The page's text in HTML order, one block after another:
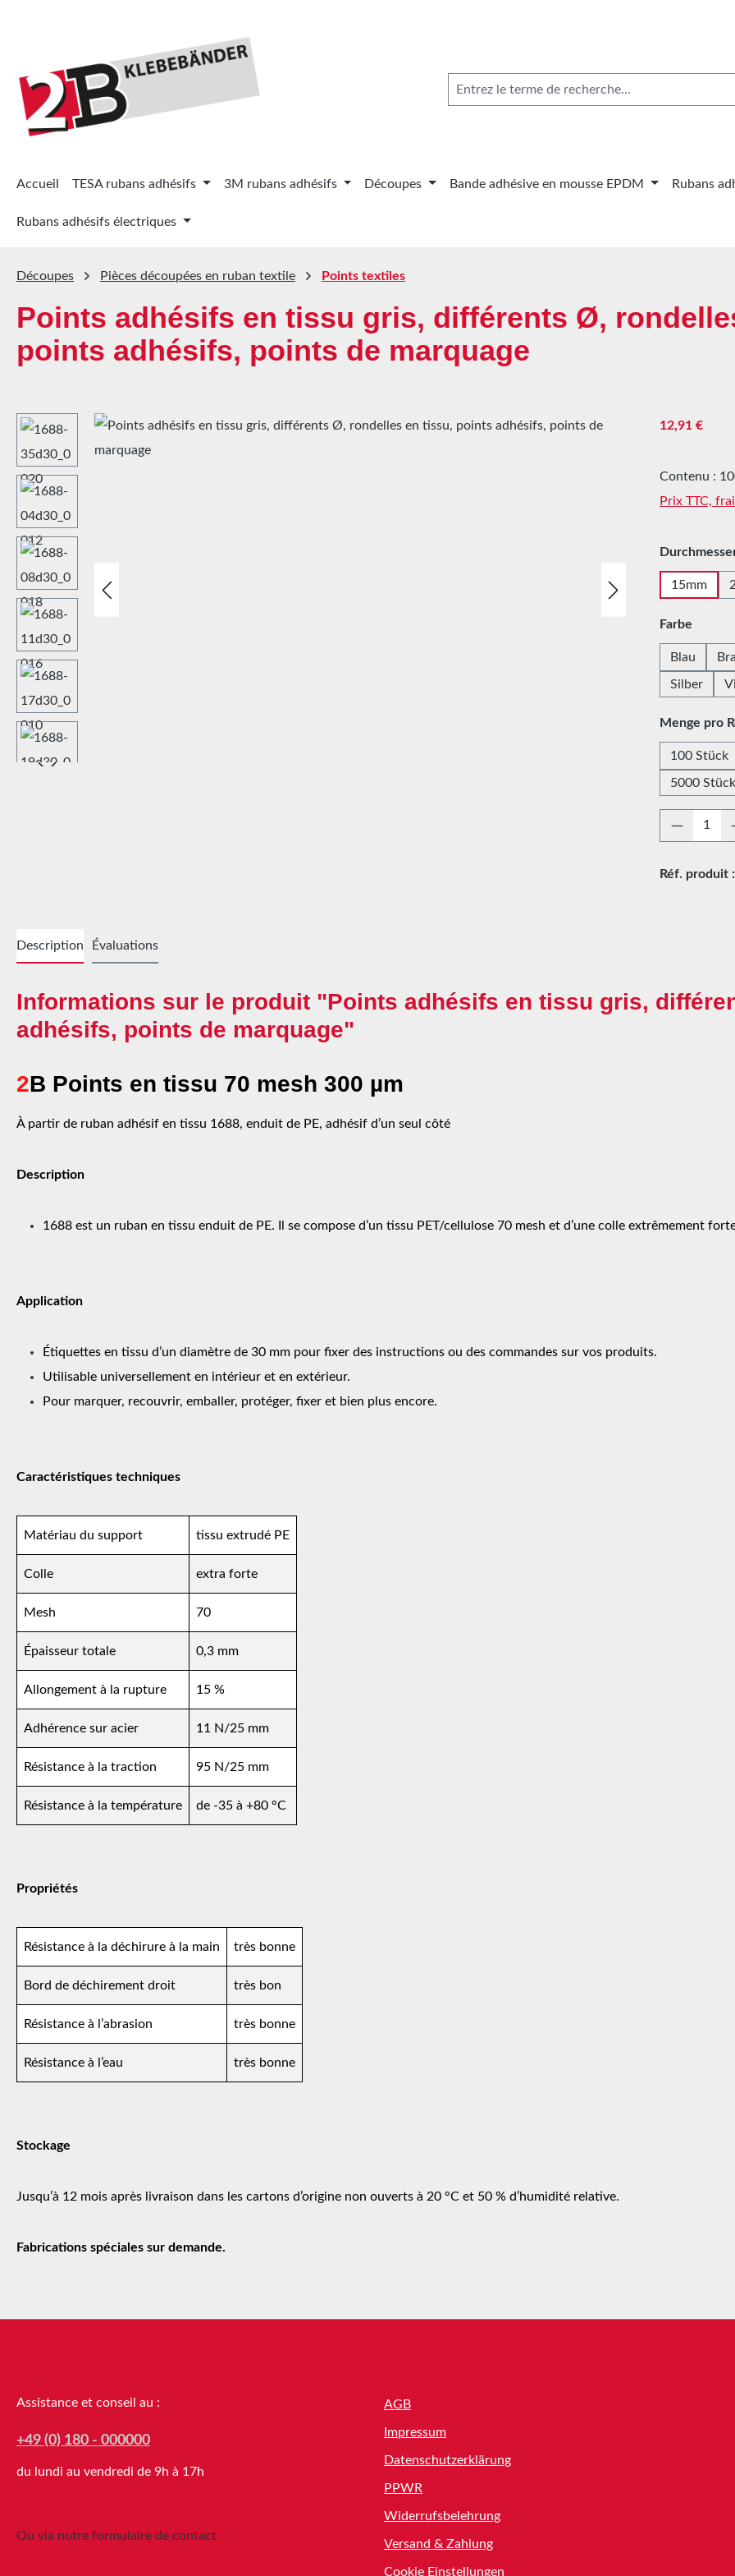
Accueil TESA rubans adhésifs 3M rubans adhésifs Découpes Bande adhésive en mousse EPDM Rubans
Rubans adhésifs électriques
Découpes Pièces découpées en ruban textile Points textiles
Points adhésifs en tissu gris, différents Ø,
points adhésifs, points de marquage
Ignorer la galerie d'images Prix régulier :
12,91 €
Contenu :
Prix TTC,
15mm
Farbe
Blau
Silber
Menge pro
100 Stück
5000 Stück
Réf. produit
Description Évaluations
Informations sur le produit "Points adhésifs en tissu gris,
adhésifs, points de marquage"
2B Points en tissu 70 mesh 300 µm
À partir de ruban adhésif en tissu 1688, enduit de PE, adhésif d’un seul côté
Description
1688 est un ruban en tissu enduit de PE. Il se compose d’un tissu PET/cellulose 70 mesh et d’une colle extrêmement
Application
Étiquettes en tissu d’un diamètre de 30 mm pour fixer des instructions ou des commandes sur vos produits.
Utilisable universellement en intérieur et en extérieur.
Pour marquer, recouvrir, emballer, protéger, fixer et bien plus encore.
Caractéristiques techniques
Matériau du support tissu extrudé PE
Colle extra forte
Mesh 70
Épaisseur totale 0,3 mm
Allongement à la rupture 15 %
Adhérence sur acier 11 N/25 mm
Résistance à la traction 95 N/25 mm
Résistance à la température de -35 à +80 °C
Propriétés
Résistance à la déchirure à la main très bonne
Bord de déchirement droit très bon
Résistance à l’abrasion très bonne
Résistance à l’eau très bonne
Stockage
Jusqu’à 12 mois après livraison dans les cartons d’origine non ouverts à 20 °C et 50 % d’humidité relative.
Fabrications spéciales sur demande.
Assistance et conseil au :
+49 (0) 180 - 000000
du lundi au vendredi de 9h à 17h
Ou via notre formulaire de contact .
AGB
Impressum
Datenschutzerklärung
PPWR
Widerrufsbelehrung
Versand & Zahlung
Cookie Einstellungen